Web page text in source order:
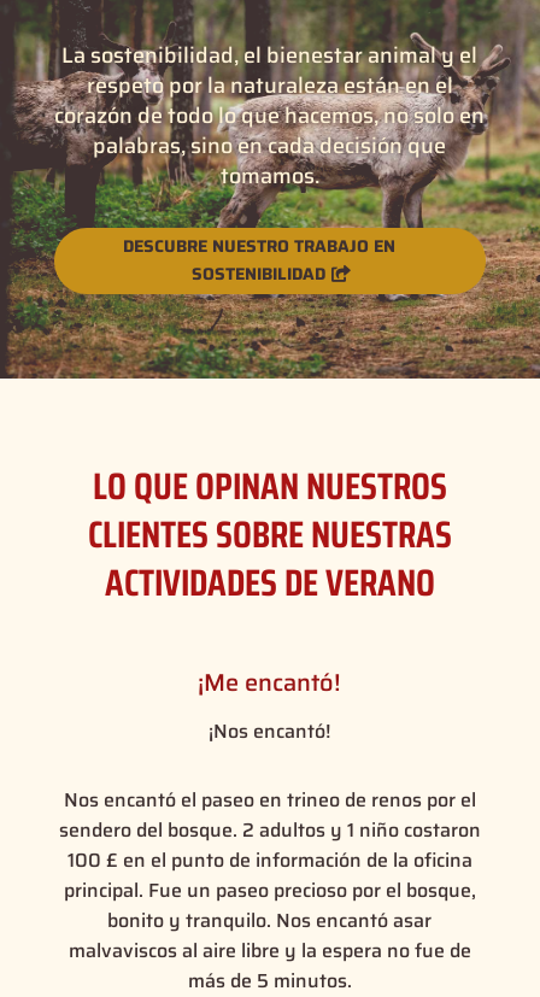
La sostenibilidad, el bienestar animal y el
respeto por la naturaleza están en el
corazón de todo lo que hacemos, no solo en
palabras, sino en cada decisión que
tomamos.
DESCUBRE NUESTRO TRABAJO EN
SOSTENIBILIDAD
LO QUE OPINAN NUESTROS
CLIENTES SOBRE NUESTRAS
ACTIVIDADES DE VERANO
¡Me encantó!
¡Nos encantó!
Nos encantó el paseo en trineo de renos por el
sendero del bosque. 2 adultos y 1 niño costaron
100 £ en el punto de información de la oficina
principal. Fue un paseo precioso por el bosque,
bonito y tranquilo. Nos encantó asar
malvaviscos al aire libre y la espera no fue de
más de 5 minutos.